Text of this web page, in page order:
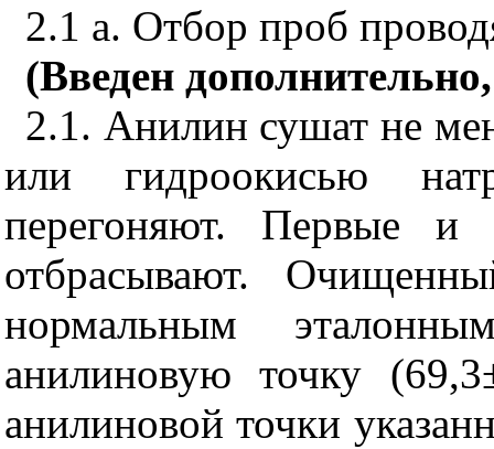
2.1 а. Отбор проб
(Введен
2.1. Анилин сушат не
или гидроокисью
перегоняют. Первые и
отбрасывают.
нормальным
анилиновую точку
анилиновой точки